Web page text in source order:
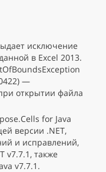
исключение
в Excel 2013.
—
открытии файла
for Java
версии .NET,
и исправлений,
v7.7.1, также
v7.7.1.